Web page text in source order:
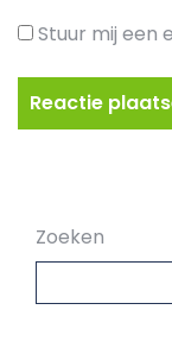
Stuur mij een
Zoeken